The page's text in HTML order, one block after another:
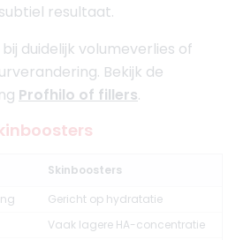
resultaat.
duidelijk volumeverlies of
Bekijk de
Profhilo of fillers.
Skinboosters
Gericht op hydratatie
Vaak lagere HA-concentratie